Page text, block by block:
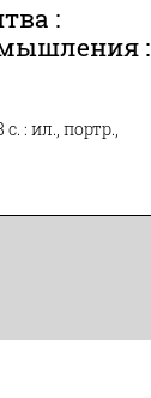
:
:
: ил., портр.,